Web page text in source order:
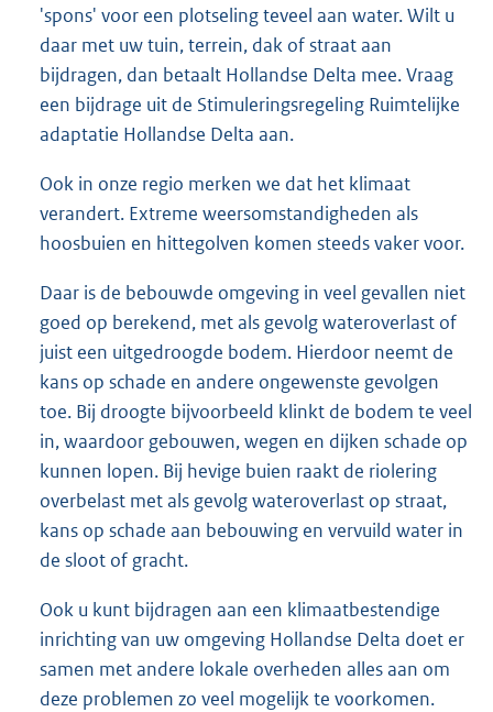
'spons' voor een plotseling teveel aan water. Wilt u
daar met uw tuin, terrein, dak of straat aan
bijdragen, dan betaalt Hollandse Delta mee. Vraag
een bijdrage uit de Stimuleringsregeling Ruimtelijke
adaptatie Hollandse Delta aan.
Ook in onze regio merken we dat het klimaat
verandert. Extreme weersomstandigheden als
hoosbuien en hittegolven komen steeds vaker voor.
Daar is de bebouwde omgeving in veel gevallen niet
goed op berekend, met als gevolg wateroverlast of
juist een uitgedroogde bodem. Hierdoor neemt de
kans op schade en andere ongewenste gevolgen
toe. Bij droogte bijvoorbeeld klinkt de bodem te veel
in, waardoor gebouwen, wegen en dijken schade op
kunnen lopen. Bij hevige buien raakt de riolering
overbelast met als gevolg wateroverlast op straat,
kans op schade aan bebouwing en vervuild water in
de sloot of gracht.
Ook u kunt bijdragen aan een klimaatbestendige
inrichting van uw omgeving Hollandse Delta doet er
samen met andere lokale overheden alles aan om
deze problemen zo veel mogelijk te voorkomen.